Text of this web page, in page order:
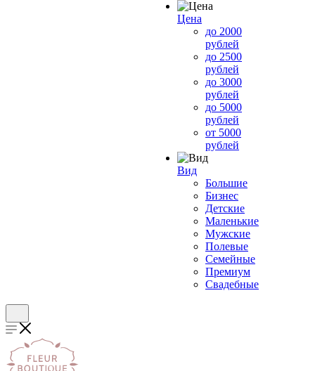
Цена
до 2000
рублей
до 2500
рублей
до 3000
рублей
до 5000
рублей
от 5000
рублей
Вид
Большие
Бизнес
Детские
Маленькие
Мужские
Полевые
Семейные
Премиум
Свадебные